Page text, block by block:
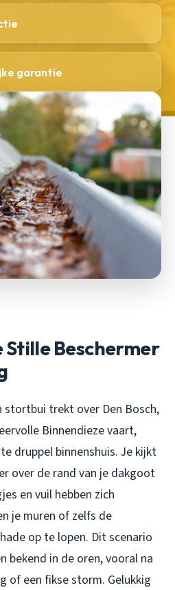
garantie
Beschermer
stortbui trekt over Den Bosch,
Binnendieze vaart,
druppel binnenshuis. Je kijkt
over de rand van je dakgoot
en vuil hebben zich
je muren of zelfs de
op te lopen. Dit scenario
bekend in de oren, vooral na
of een fikse storm. Gelukkig